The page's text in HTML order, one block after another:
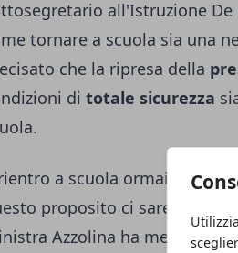
all'Istruzione
tornare a scuola sia una
che la ripresa della
di totale sicurezza
a scuola ormai è
proposito ci sarebbero
Azzolina ha messo a